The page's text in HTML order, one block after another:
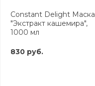
Constant Delight Маска
"Экстракт кашемира",
1000 мл
830 руб.